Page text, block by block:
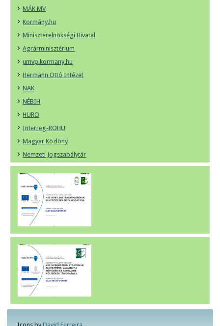
MÁK MV
Kormány.hu
Miniszterelnökségi Hivatal
Agrárminisztérium
umvp.kormany.hu
Hermann Ottó Intézet
NAK
NÉBIH
HURO
Interreg-ROHU
Magyar Közlöny
Nemzeti Jogszabálytár